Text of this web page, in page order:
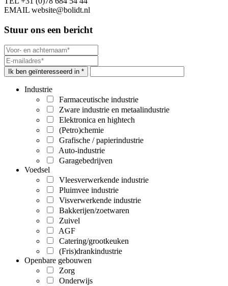
EMAIL website@bolidt.nl
Stuur ons een bericht
Ik ben geïnteresseerd in *
Industrie
Farmaceutische industrie
Zware industrie en metaalindustrie
Elektronica en hightech
(Petro)chemie
Grafische / papierindustrie
Auto-industrie
Garagebedrijven
Voedsel
Vleesverwerkende industrie
Pluimvee industrie
Visverwerkende industrie
Bakkerijen/zoetwaren
Zuivel
AGF
Catering/grootkeuken
(Fris)drankindustrie
Openbare gebouwen
Zorg
Onderwijs